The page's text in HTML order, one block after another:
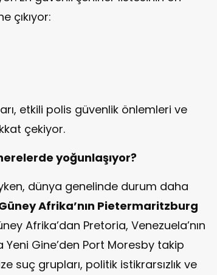
çıkıyor:
etkili polis güvenlik önlemleri ve
çekiyor.
yoğunlaşıyor?
dünya genelinde durum daha
Afrika’nın Pietermaritzburg
Afrika’dan Pretoria, Venezuela’nın
Gine’den Port Moresby takip
suç grupları, politik istikrarsızlık ve